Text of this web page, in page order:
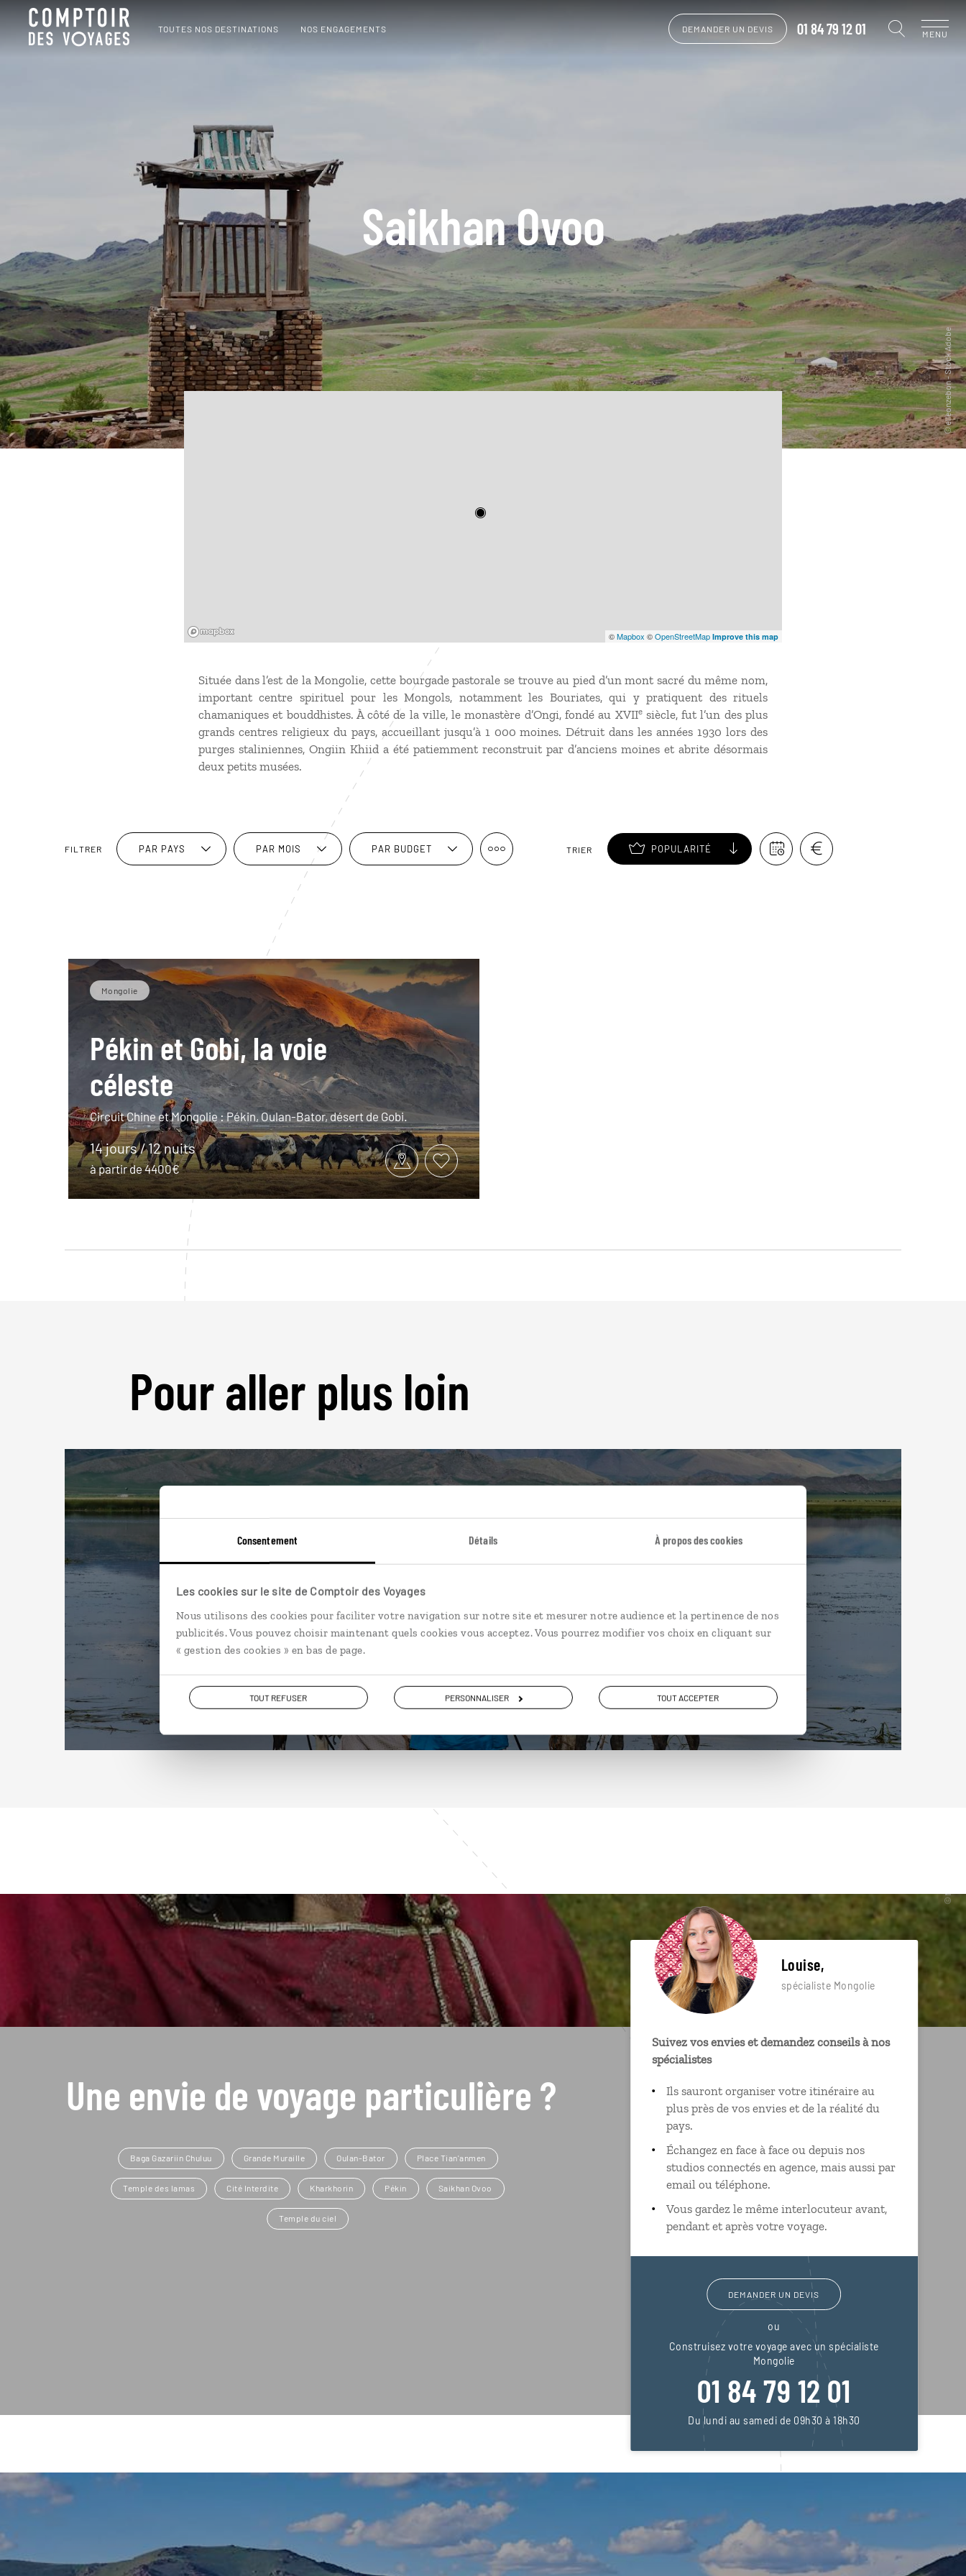
Consentement Détails À propos des cookies
Les cookies sur le site de Comptoir des Voyages
Nous utilisons des cookies pour faciliter votre navigation sur notre site et mesurer notre audience et la pertinence de nos
publicités. Vous pouvez choisir maintenant quels cookies vous acceptez. Vous pourrez modifier vos choix en cliquant sur
« gestion des cookies » en bas de page.
TOUT REFUSER PERSONNALISER TOUT ACCEPTER
TOUTES NOS DESTINATIONS NOS ENGAGEMENTS DEMANDER UN DEVIS 01 84 79 12 01 MENU
Saikhan Ovoo
©Mapbox ©OpenStreetMap Improve this map
Située dans l’est de la Mongolie, cette bourgade pastorale se trouve au pied d’un mont sacré du même nom,
important centre spirituel pour les Mongols, notamment les Bouriates, qui y pratiquent des rituels
chamaniques et bouddhistes. À côté de la ville, le monastère d’Ongi, fondé au XVIIesiècle, fut l’un des plus
grands centres religieux du pays, accueillant jusqu’à 1 000 moines. Détruit dans les années 1930 lors des
purges staliniennes, Ongiin Khiid a été patiemment reconstruit par d’anciens moines et abrite désormais
deux petits musées.
FILTRER PAR PAYS PAR MOIS PAR BUDGET TRIER POPULARITÉ
Mongolie
Pékin et Gobi, la voie
céleste
Circuit Chine et Mongolie : Pékin, Oulan-Bator, désert de Gobi.
14 jours / 12 nuits
à partir de 4400€
Pour aller plus loin
Nos 3 idées de voyage
Mongolie
Une envie de voyage particulière ?
Baga Gazariin Chuluu Grande Muraille Oulan-Bator Place Tian'anmen
Temple des lamas Cité Interdite Kharkhorin Pékin Saikhan Ovoo
Temple du ciel
Louise,
spécialiste Mongolie
Suivez vos envies et demandez conseils à nos
spécialistes
Ils sauront organiser votre itinéraire au
plus près de vos envies et de la réalité du
pays.
Échangez en face à face ou depuis nos
studios connectés en agence, mais aussi par
email ou téléphone.
Vous gardez le même interlocuteur avant,
pendant et après votre voyage.
DEMANDER UN DEVIS
ou
Construisez votre voyage avec un spécialiste
Mongolie
01 84 79 12 01
Du lundi au samedi de 09h30 à 18h30